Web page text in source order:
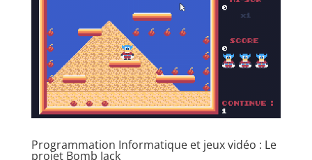
Programmation Informatique et jeux vidéo : Le
projet Bomb Jack